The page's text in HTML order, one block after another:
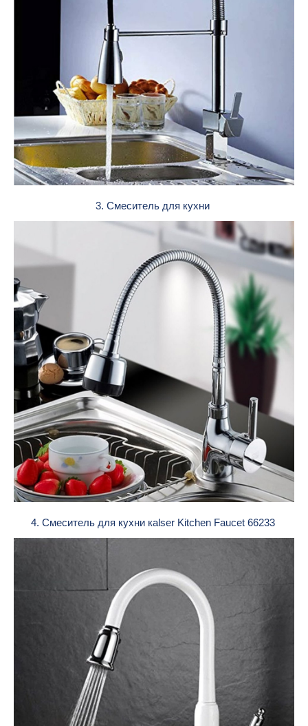
3. Смеситель для кухни
4. Смеситель для кухни каlser Kitchen Faucet 66233